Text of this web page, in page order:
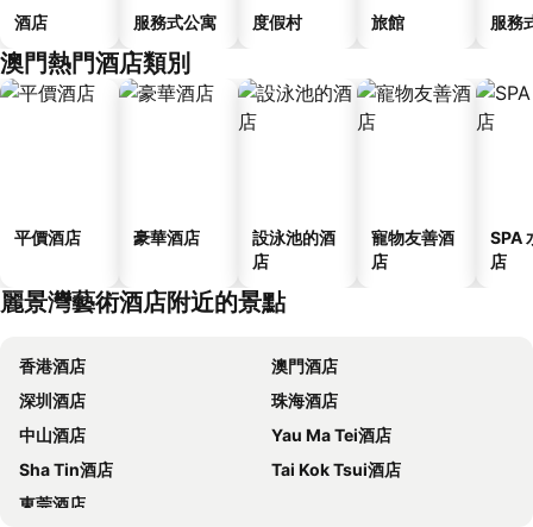
酒店 服務式公寓 度假村 旅館 服務
澳門熱門酒店類別
平價酒店 豪華酒店
設泳池的酒
店
寵物友善酒
店
SPA
店
麗景灣藝術酒店附近的景點
香港酒店
澳門酒店
深圳酒店
珠海酒店
中山酒店
Yau Ma Tei酒店
Sha Tin酒店
Tai Kok Tsui酒店
東莞酒店